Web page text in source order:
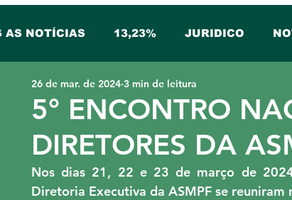
AS NOTÍCIAS 13,23% JURIDICO
PB NUCLEO BA NUCLEO CE
PA NUCLEO PI NUCLEO RJ
5° ENCONTRO
DIRETORES DA
26 de mar. de 2024 3 min de leitura
Nos dias 21, 22 e 23 de março de
Diretoria Executiva da ASMPF se reuniram